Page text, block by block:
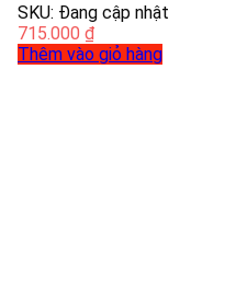
SKU: Đang cập nhật
715.000 ₫
Thêm vào giỏ hàng